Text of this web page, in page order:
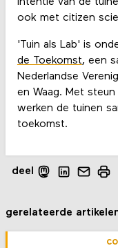
ook met citizen
'Tuin als Lab' is
de Toekomst, een
Nederlandse
en Waag. Met
werken de tuinen
toekomst.
deel
gerelateerde